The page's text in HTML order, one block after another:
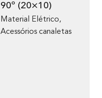
90º (20×10)
Material Elétrico,
Acessórios canaletas